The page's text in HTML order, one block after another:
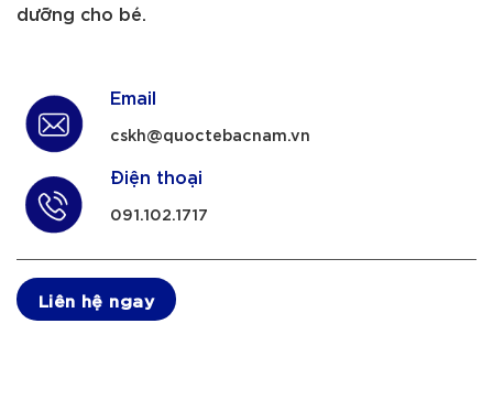
dưỡng cho bé.
Email
cskh@quoctebacnam.vn
Điện thoại
091.102.1717
Liên hệ ngay